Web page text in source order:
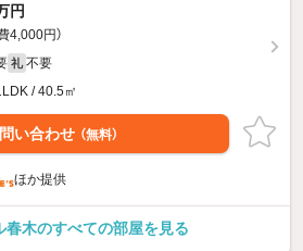
円
4,000円）
礼 不要
/ 40.5㎡
い合わせ （無料）
ほか提供
春木のすべての部屋を見る